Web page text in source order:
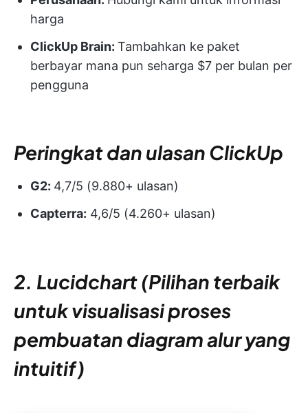
harga
ClickUp Brain: Tambahkan ke paket
berbayar mana pun seharga $7 per bulan per
pengguna
Peringkat dan ulasan ClickUp
G2: 4,7/5 (9.880+ ulasan)
Capterra: 4,6/5 (4.260+ ulasan)
2. Lucidchart (Pilihan terbaik
untuk visualisasi proses
pembuatan diagram alur yang
intuitif)